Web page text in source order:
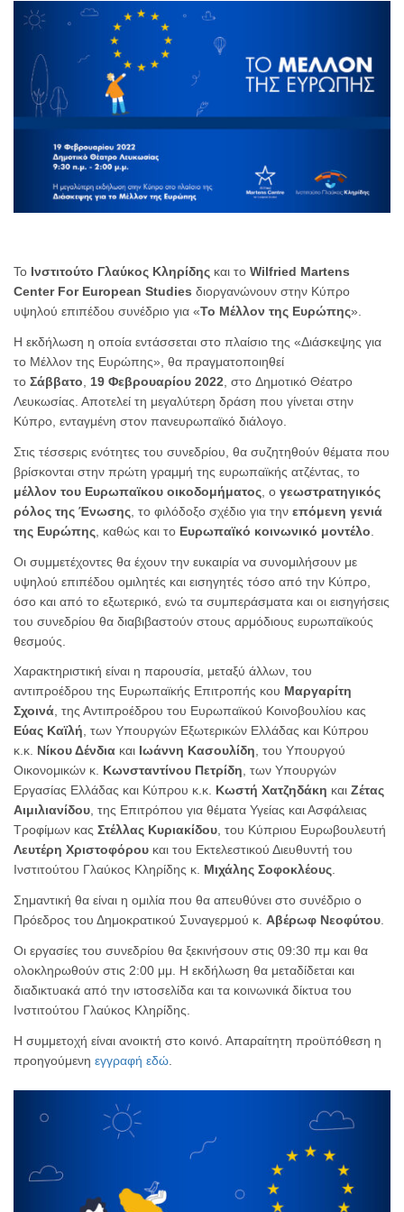
Το Ινστιτούτο Γλαύκος Κληρίδης και το Wilfried Martens
Center For European Studies διοργανώνουν στην Κύπρο
υψηλού επιπέδου συνέδριο για «Το Μέλλον της Ευρώπης».
Η εκδήλωση η οποία εντάσσεται στο πλαίσιο της «Διάσκεψης για
το Μέλλον της Ευρώπης», θα πραγματοποιηθεί
το Σάββατο 19 Φεβρουαρίου 2022 , στο Δημοτικό Θέατρο
Λευκωσίας. Αποτελεί τη μεγαλύτερη δράση που γίνεται στην
Κύπρο, ενταγμένη στον πανευρωπαϊκό διάλογο.
Στις τέσσερις ενότητες του συνεδρίου, θα συζητηθούν θέματα που
βρίσκονται στην πρώτη γραμμή της ευρωπαϊκής ατζέντας, το
μέλλον του Ευρωπαϊκου οικοδομήματος , ο γεωστρατηγικός
ρόλος της Ένωσης , το φιλόδοξο σχέδιο για την επόμενη γενιά
της Ευρώπης , καθώς και το Ευρωπαϊκό κοινωνικό μοντέλο
Οι συμμετέχοντες θα έχουν την ευκαιρία να συνομιλήσουν με
υψηλού επιπέδου ομιλητές και εισηγητές τόσο από την Κύπρο,
όσο και από το εξωτερικό, ενώ τα συμπεράσματα και οι εισηγήσεις
του συνεδρίου θα διαβιβαστούν στους αρμόδιους ευρωπαϊκούς
θεσμούς.
Χαρακτηριστική είναι η παρουσία, μεταξύ άλλων, του
αντιπροέδρου της Ευρωπαϊκής Επιτροπής κου Μαργαρίτη
Σχοινά, της Αντιπροέδρου του Ευρωπαϊκού Κοινοβουλίου κας
Εύας Καϊλή, των Υπουργών Εξωτερικών Ελλάδας και Κύπρου
κ.κ. Νίκου Δένδια και Ιωάννη Κασουλίδη, του Υπουργού
Οικονομικών κ. Κωνσταντίνου Πετρίδη, των Υπουργών
Εργασίας Ελλάδας και Κύπρου κ.κ. Κωστή Χατζηδάκη και Ζέτας
Αιμιλιανίδου, της Επιτρόπου για θέματα Υγείας και Ασφάλειας
Τροφίμων κας Στέλλας Κυριακίδου, του Κύπριου Ευρωβουλευτή
Λευτέρη Χριστοφόρου και του Εκτελεστικού Διευθυντή του
Ινστιτούτου Γλαύκος Κληρίδης κ. Μιχάλης Σοφοκλέους.
Σημαντική θα είναι η ομιλία που θα απευθύνει στο συνέδριο ο
Πρόεδρος του Δημοκρατικού Συναγερμού κ. Αβέρωφ Νεοφύτου.
Οι εργασίες του συνεδρίου θα ξεκινήσουν στις 09:30 πμ και θα
ολοκληρωθούν στις 2:00 μμ. Η εκδήλωση θα μεταδίδεται και
διαδικτυακά από την ιστοσελίδα και τα κοινωνικά δίκτυα του
Ινστιτούτου Γλαύκος Κληρίδης.
Η συμμετοχή είναι ανοικτή στο κοινό. Απαραίτητη προϋπόθεση η
προηγούμενη εγγραφή εδώ